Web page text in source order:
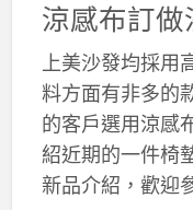
涼感布訂做
上美沙發均採用
料方面有非多的
的客戶選用涼感
紹近期的一件椅
新品介紹，歡迎